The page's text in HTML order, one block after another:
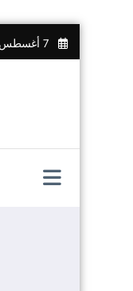
التجاوز
إلى
7 أغسطس، 2026